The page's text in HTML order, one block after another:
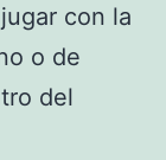
con la
o de
del